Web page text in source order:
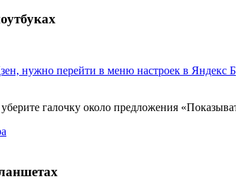
галочку около предложения